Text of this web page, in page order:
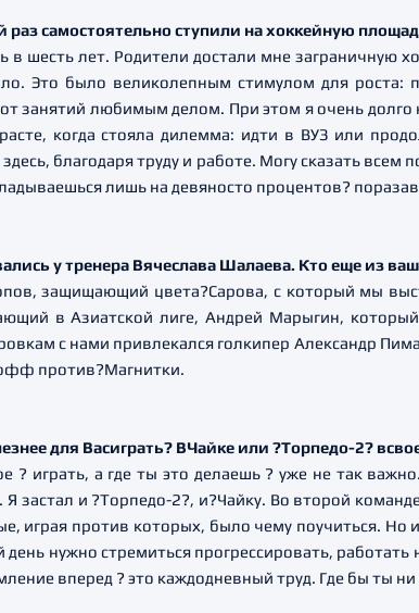
раз самостоятельно ступили на хоккейную
в шесть лет. Родители достали мне
Это было великолепным стимулом для роста:
занятий любимым делом. При этом я очень
когда стояла дилемма: идти в ВУЗ или
благодаря труду и работе. Могу сказать
лишь на девяносто процентов?
у тренера Вячеслава Шалаева. Кто еще из
защищающий цвета?Сарова, с который мы
в Азиатской лиге, Андрей Марыгин,
с нами привлекался голкипер Александр
против?Магнитки.
для Васиграть? ВЧайке или ?Торпедо-2?
? играть, а где ты это делаешь ? уже не так
Я застал и ?Торпедо-2?, и?Чайку. Во второй
играя против которых, было чему поучиться.
нужно стремиться прогрессировать,
вперед ? это каждодневный труд. Где бы ты ни